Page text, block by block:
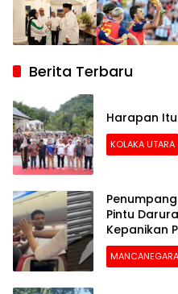
Berita Terbaru
Harapan
KOLAKA UTARA
Pintu
Kepanikan
MANCANEGARA